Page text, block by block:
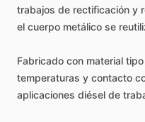
trabajos de rectificación y
el cuerpo metálico se
Fabricado con material tipo
temperaturas y contacto
aplicaciones diésel de